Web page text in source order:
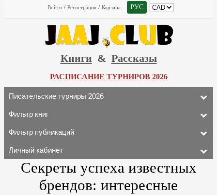
Войти / Регистрация / Корзина РУС
Книги & Рассказы
РАСПИСАНИЕ ТУРНИРОВ 2026
Писательские турниры 2026
Фильтр книг
Фильтр публикаций
Личный кабинет
Секреты успеха известных
брендов: интересные